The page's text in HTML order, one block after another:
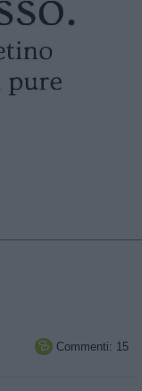
 Commenti: 15